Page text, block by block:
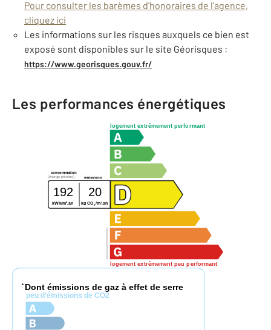
Pour consulter les barèmes d'honoraires de l'agence,
cliquez ici
Les informations sur les risques auxquels ce bien est
exposé sont disponibles sur le site Géorisques :
https://www.georisques.gouv.fr/
Les performances énergétiques
logement extrêmement performant
logement extrêmement peu performant
consommation
émissions
(énergie primaire)
192 20
kWh/m2.an kg CO2 /m2 .an
* Dont émissions de gaz à effet de serre
peu d'émissions de CO2